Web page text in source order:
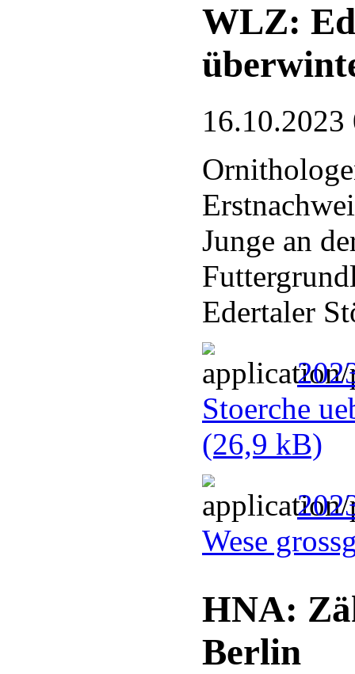
WLZ:
16.10.2023
Junge an
Edertaler
Stoerche
(26,9 kB)
Wese
HNA:
Berlin